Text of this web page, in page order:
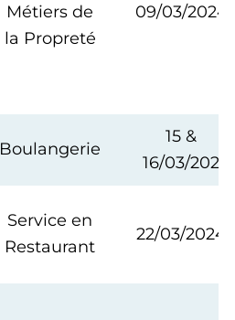
Métiers de
la Propreté
09/03/2024
Boulangerie
15 &
16/03/202
Service en
Restaurant
22/03/2024